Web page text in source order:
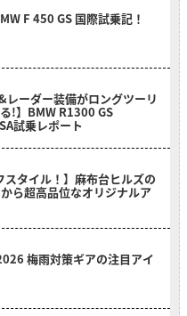
F 450 GS 国際試乗記！
レーダー装備がロングツーリ
!】BMW R1300 GS
試乗レポート
スタイル！】麻布台ヒルズの
ら超高品位なオリジナルア
梅雨対策ギアの注目アイ